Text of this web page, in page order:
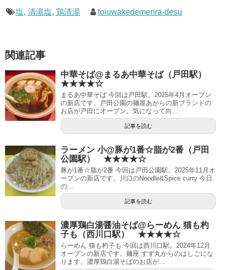
塩, 清湯塩, 鶏清湯 toiuwakedemenra-desu
関連記事
中華そば@まるあ中華そば（戸田駅）
★★★★☆
まるあ中華そば 今回は戸田駅。2025年4月オープン
の新店です。戸田公園の麺屋あがらの新ブランドの
お店が戸田にオープン。気になって向...
記事を読む
ラーメン 小@豚が1番☆脂が2番（戸田
公園駅） ★★★★☆
豚が1番☆脂が2番 今回は戸田公園駅。2025年11月オ
ープンの新店です。川口のNoodle&Spice curry 今日
の...
記事を読む
濃厚鶏白湯醤油そば@らーめん 猫も杓
子も（西川口駅） ★★★★☆
らーめん 猫も杓子も 今回は西川口駅。2024年12月
オープンの新店です。麺座 すず丸からのはしごにな
ります。濃厚鶏白湯そばのお店が...